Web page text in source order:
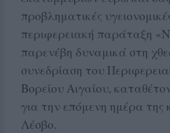
προβληματικές
περιφερειακή παράταξη
παρενέβη δυναμικά στη
συνεδρίαση του
Βορείου Αιγαίου,
για την επόμενη ημέρα της
Λέσβο.